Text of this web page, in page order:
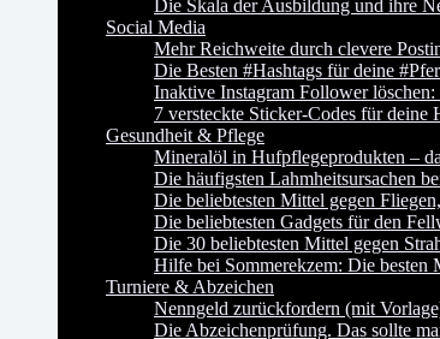
Die Skala der Ausbildung und ihre
Social Media
Mehr Reichweite durch clevere
Die Besten #Hashtags für deine
Inaktive Instagram Follower
7 versteckte Sticker-Codes für deine
Gesundheit & Pflege
Mineralöl in Hufpflegeprodukten –
Die häufigsten Lahmheitsursachen
Die beliebtesten Mittel gegen
Die beliebtesten Gadgets für den
Die 30 beliebtesten Mittel gegen
Hilfe bei Sommerekzem: Die besten
Turniere & Abzeichen
Nenngeld zurückfordern (mit
Die Abzeichenprüfung. Das sollte